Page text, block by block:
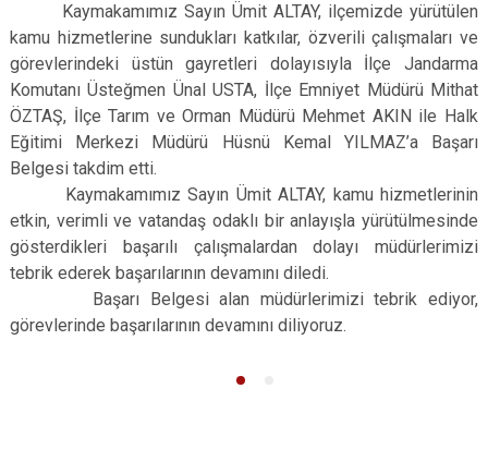
Karacabey
Keles
Kestel
Osmangazi
Yenişehir
Yıldırım
Kaymakamımız Sayın Ümit ALTAY, ilçemizde yürütülen
kamu hizmetlerine sundukları katkılar, özverili çalışmaları ve
görevlerindeki üstün gayretleri dolayısıyla İlçe Jandarma
Komutanı Üsteğmen Ünal USTA, İlçe Emniyet Müdürü Mithat
ÖZTAŞ, İlçe Tarım ve Orman Müdürü Mehmet AKIN ile Halk
Eğitimi Merkezi Müdürü Hüsnü Kemal YILMAZ’a Başarı
Belgesi takdim etti.
Kaymakamımız Sayın Ümit ALTAY, kamu hizmetlerinin
etkin, verimli ve vatandaş odaklı bir anlayışla yürütülmesinde
gösterdikleri başarılı çalışmalardan dolayı müdürlerimizi
tebrik ederek başarılarının devamını diledi.
Başarı Belgesi alan müdürlerimizi tebrik ediyor,
görevlerinde başarılarının devamını diliyoruz.